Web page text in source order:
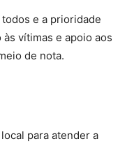
todos e a prioridade
vítimas e apoio aos
de nota.
para atender a